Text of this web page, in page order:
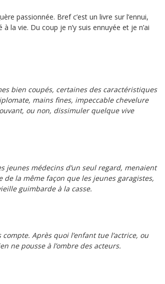
passionnée. Bref c’est un livre sur l’ennui,
la vie. Du coup je n’y suis ennuyée et je n’ai
bien coupés, certaines des caractéristiques
mains fines, impeccable chevelure
ou non, dissimuler quelque vive
jeunes médecins d’un seul regard, menaient
la même façon que les jeunes garagistes,
guimbarde à la casse.
Après quoi l’enfant tue l’actrice, ou
ne pousse à l’ombre des acteurs.